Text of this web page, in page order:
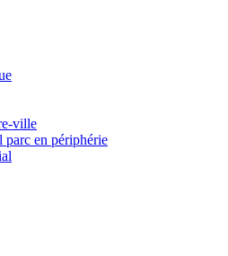
ville
parc en périphérie